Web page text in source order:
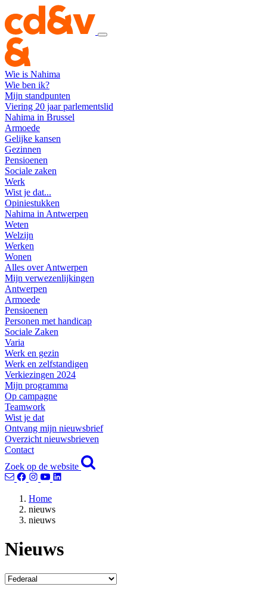
Wie is Nahima
Wie ben ik?
Mijn standpunten
Viering 20 jaar parlementslid
Nahima in Brussel
Armoede
Gelijke kansen
Gezinnen
Pensioenen
Sociale zaken
Werk
Wist je dat...
Opiniestukken
Nahima in Antwerpen
Weten
Welzijn
Werken
Wonen
Alles over Antwerpen
Mijn verwezenlijkingen
Antwerpen
Armoede
Pensioenen
Personen met handicap
Sociale Zaken
Varia
Werk en gezin
Werk en zelfstandigen
Verkiezingen 2024
Mijn programma
Op campagne
Teamwork
Wist je dat
Ontvang mijn nieuwsbrief
Overzicht nieuwsbrieven
Contact
Zoek op de website
Home
nieuws
nieuws
Nieuws